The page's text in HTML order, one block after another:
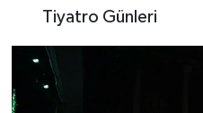
Tiyatro Günleri